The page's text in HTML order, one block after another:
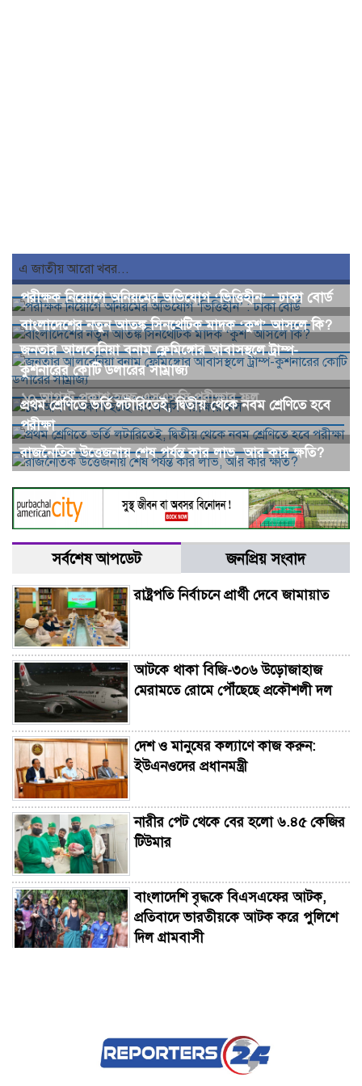
এ জাতীয় আরো খবর...
পরীক্ষক নিয়োগে অনিয়মের অভিযোগ ‘ভিত্তিহীন’ : ঢাকা বোর্ড
বাংলাদেশের নতুন আতঙ্ক সিনথেটিক মাদক ‘কুশ’ আসলে কি?
জনতার আলবেনিয়া বনাম ফ্লেমিঙ্গোর আবাসস্থলে ট্রাম্প-
কুশনারের কোটি ডলারের সাম্রাজ্য
১০ আগস্ট প্রকাশ হচ্ছে এসএসসি পরীক্ষার ফল
প্রথম শ্রেণিতে ভর্তি লটারিতেই, দ্বিতীয় থেকে নবম শ্রেণিতে হবে
পরীক্ষা
রাজনৈতিক উত্তেজনায় শেষ পর্যন্ত কার লাভ, আর কার ক্ষতি?
সর্বশেষ আপডেট জনপ্রিয় সংবাদ
রাষ্ট্রপতি নির্বাচনে প্রার্থী দেবে জামায়াত
আটকে থাকা বিজি-৩০৬ উড়োজাহাজ
মেরামতে রোমে পৌঁছেছে প্রকৌশলী দল
দেশ ও মানুষের কল্যাণে কাজ করুন:
ইউএনওদের প্রধানমন্ত্রী
নারীর পেট থেকে বের হলো ৬.৪৫ কেজির
টিউমার
বাংলাদেশি বৃদ্ধকে বিএসএফের আটক,
প্রতিবাদে ভারতীয়কে আটক করে পুলিশে
দিল গ্রামবাসী
ঠাকুরগাঁওয়ে পৃথক অভিযানে ইয়াবা ও
গাঁজাসহ চারজন গ্রেপ্তার